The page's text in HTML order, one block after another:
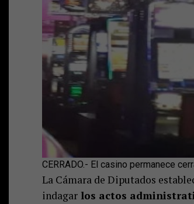
CERRADO.- El casino permanece
La Cámara de Diputados
indagar los actos